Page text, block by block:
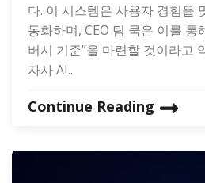
다. 이 시스템은 사용자 경험을
동화하며, CEO 팀 쿡은 이를 통
버시 기준”을 마련할 것이라고
자사 AI...
Continue Reading